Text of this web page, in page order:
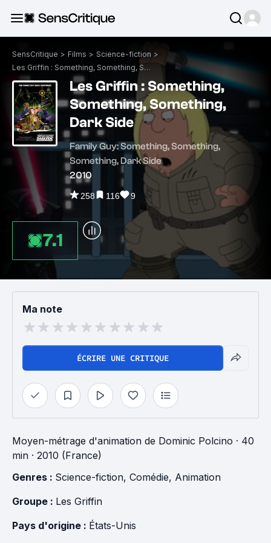
SensCritique > Films > Science-fiction >
Les Griffin : Something, Something, Something, Dark Side
Les Griffin : Something,
Something, Something,
Dark Side
Family Guy: Something, Something,
Something, Dark Side
2010
258 116 9
7.1
Ma note
ÉCRIRE UNE CRITIQUE
Moyen-métrage d'animation de Dominic Polcino · 40
min · 2010 (France)
Genres : Science-fiction, Comédie, Animation
Groupe : Les Griffin
Pays d'origine : États-Unis